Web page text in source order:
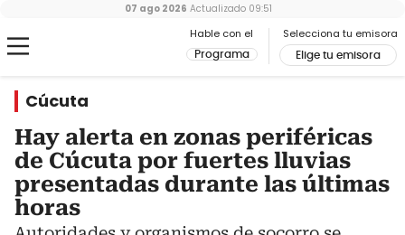
Hable con el
Programa
Selecciona tu emisora
Elige tu emisora
07 ago 2026 Actualizado 09:51
Cúcuta
Hay alerta en zonas periféricas
de Cúcuta por fuertes lluvias
presentadas durante las últimas
horas